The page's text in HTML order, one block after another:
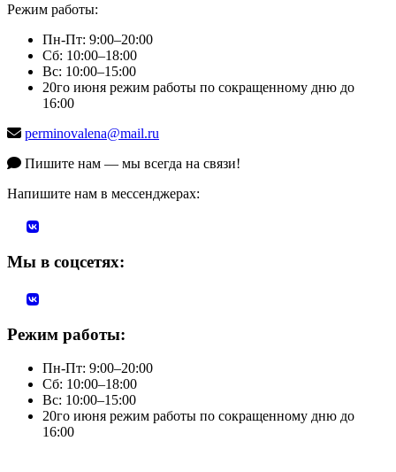
Режим работы:
Пн-Пт: 9:00–20:00
Сб: 10:00–18:00
Вс: 10:00–15:00
20го июня режим работы по сокращенному дню до
16:00
perminovalena@mail.ru
Пишите нам — мы всегда на связи!
Напишите нам в мессенджерах:
Мы в соцсетях:
Режим работы:
Пн-Пт: 9:00–20:00
Сб: 10:00–18:00
Вс: 10:00–15:00
20го июня режим работы по сокращенному дню до
16:00